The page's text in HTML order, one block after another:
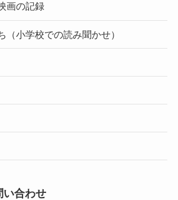
画の記録
（小学校での読み聞かせ）
い合わせ